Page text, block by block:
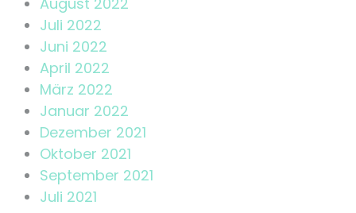
Juli 2022
Juni 2022
April 2022
März 2022
Januar 2022
Dezember 2021
Oktober 2021
September 2021
Juli 2021